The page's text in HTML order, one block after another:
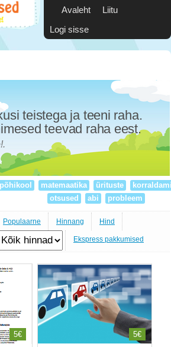
Avaleht
Liitu
Logi sisse
teistega ja teeni raha.
teevad raha eest.
põhikool matemaatika ürituste
otsused
abi probleem
Populaarne Hinnang Hind
Ekspress pakkumised
5€ 5€